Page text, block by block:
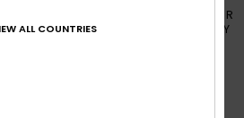
DIE GEWÜNSCHTE TEMPERATUR
LÄSST SICH ÜBER DEIN HANDY
ALL COUNTRIES